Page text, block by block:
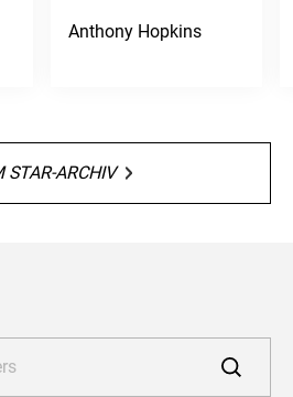
Anthony Hopkins
STAR-ARCHIV